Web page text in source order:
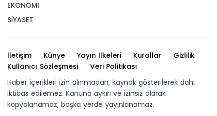
EKONOMİ
SİYASET
İletişim Künye Yayın İlkeleri Kurallar
Gizlilik
Kullanıcı Sözleşmesi
Veri Politikası
Haber içerikleri izin alınmadan, kaynak gösterilerek dahi
iktibas edilemez. Kanuna aykırı ve izinsiz olarak
kopyalanamaz, başka yerde yayınlanamaz.